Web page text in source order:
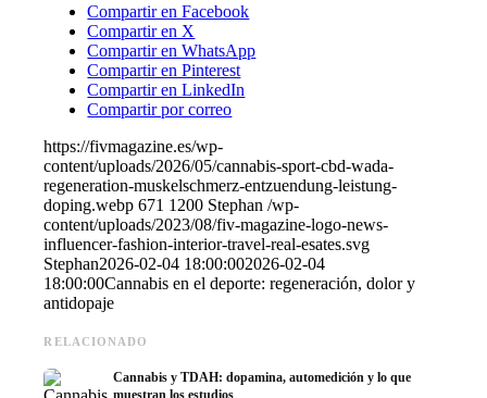
Compartir en Facebook
Compartir en X
Compartir en WhatsApp
Compartir en Pinterest
Compartir en LinkedIn
Compartir por correo
https://fivmagazine.es/wp-
content/uploads/2026/05/cannabis-sport-cbd-wada-
regeneration-muskelschmerz-entzuendung-leistung-
doping.webp 671 1200 Stephan /wp-
content/uploads/2023/08/fiv-magazine-logo-news-
influencer-fashion-interior-travel-real-esates.svg
Stephan2026-02-04 18:00:002026-02-04
18:00:00Cannabis en el deporte: regeneración, dolor y
antidopaje
RELACIONADO
Cannabis y TDAH: dopamina, automedición y lo que
muestran los estudios